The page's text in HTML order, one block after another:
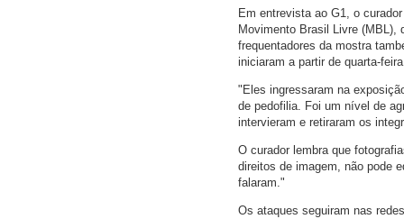
Em entrevista ao G1, o
Movimento Brasil Livre (MBL),
frequentadores da mostra
iniciaram a partir de quarta-
"Eles ingressaram na
de pedofilia. Foi um nível de
intervieram e retiraram os
O curador lembra que
direitos de imagem, não pode
falaram."
Os ataques seguiram nas